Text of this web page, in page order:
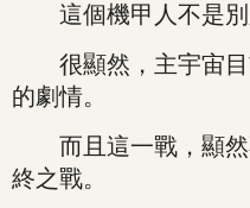
這個機甲人不是別
很顯然，主宇宙目
的劇情。
而且這一戰，顯然
終之戰。